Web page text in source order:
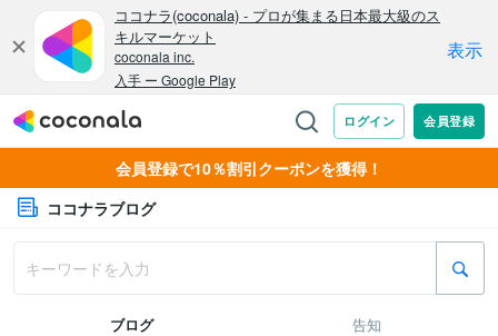
会員登録で10％割引クーポンを獲得！
ココナラブログ
ブログ 告知